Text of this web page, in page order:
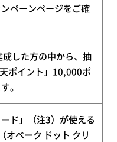
ペーンページをご確
した方の中から、抽
ポイント」10,000ポ
。
ード」（注3）が使える
オペーク ドット クリ